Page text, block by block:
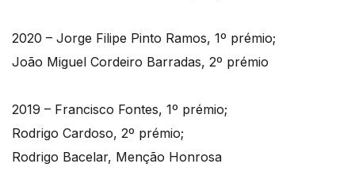
2020 – Jorge Filipe Pinto Ramos, 1º prémio;
João Miguel Cordeiro Barradas, 2º prémio
2019 – Francisco Fontes, 1º prémio;
Rodrigo Cardoso, 2º prémio;
Rodrigo Bacelar, Menção Honrosa